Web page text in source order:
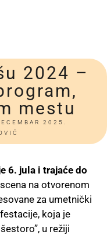
2024 –
mestu
2025.
6. jula i trajaće do
na otvorenom
za umetnički
koja je
u režiji